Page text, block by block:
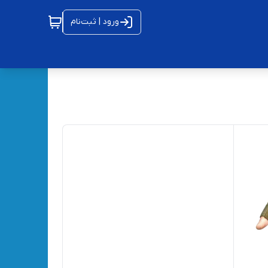
ورود | ثبت‌نام